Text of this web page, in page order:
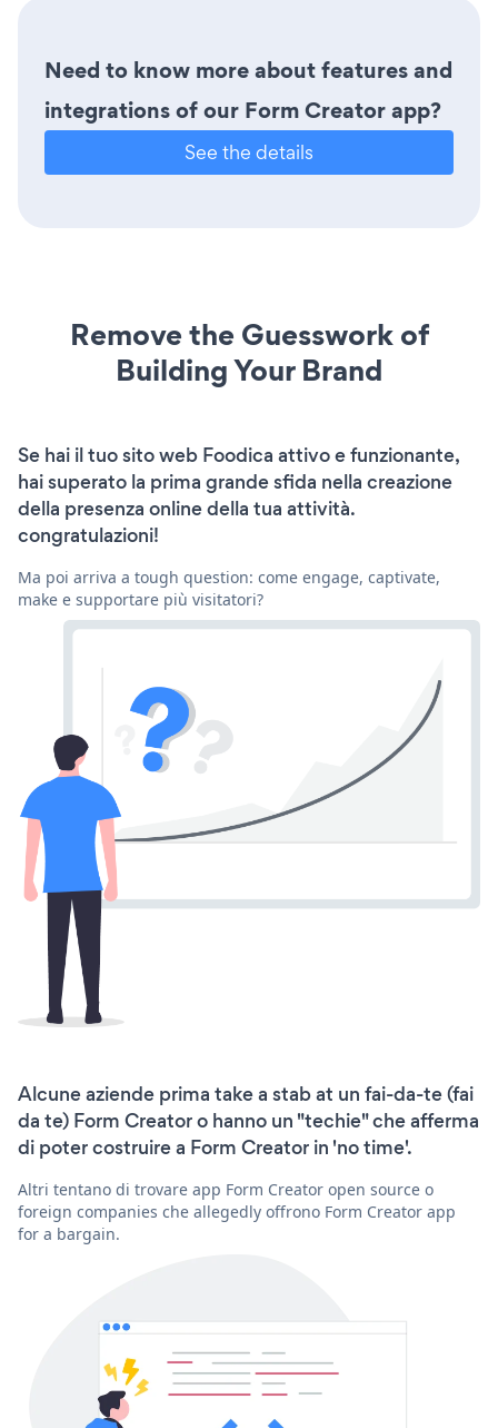
Need to know more about features and
integrations of our Form Creator app?
See the details
Remove the Guesswork of
Building Your Brand
Se hai il tuo sito web Foodica attivo e funzionante,
hai superato la prima grande sfida nella creazione
della presenza online della tua attività.
congratulazioni!
Ma poi arriva a tough question: come engage, captivate,
make e supportare più visitatori?
Alcune aziende prima take a stab at un fai-da-te (fai
da te) Form Creator o hanno un "techie" che afferma
di poter costruire a Form Creator in 'no time'.
Altri tentano di trovare app Form Creator open source o
foreign companies che allegedly offrono Form Creator app
for a bargain.